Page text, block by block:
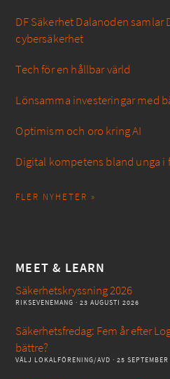
DF Säkerhet Dalanoden samlar
cybersäkerhet
Tech för en hållbar värld
Lönsamma investeringar med
Optimism och oro kring AI
Digital kompetens bland unga i
FLER NYHETER »
MEET & LEARN
Säkerhetskryssning 2026
RIKSEVENEMANG · 23 AUGUSTI 2026
Säkerhetsfredag: Fem år efter
bättre?
VÄLJ LOKALFÖRENING/AVD · 25